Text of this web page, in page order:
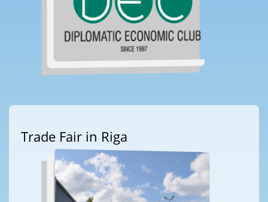
Trade Fair in Riga